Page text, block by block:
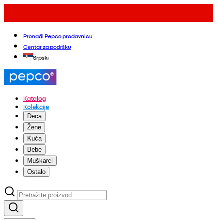
Pronađi Pepco prodavnicu
Centar za podršku
Srpski
Katalog
Kolekcije
Deca
Žene
Kuća
Bebe
Muškarci
Ostalo